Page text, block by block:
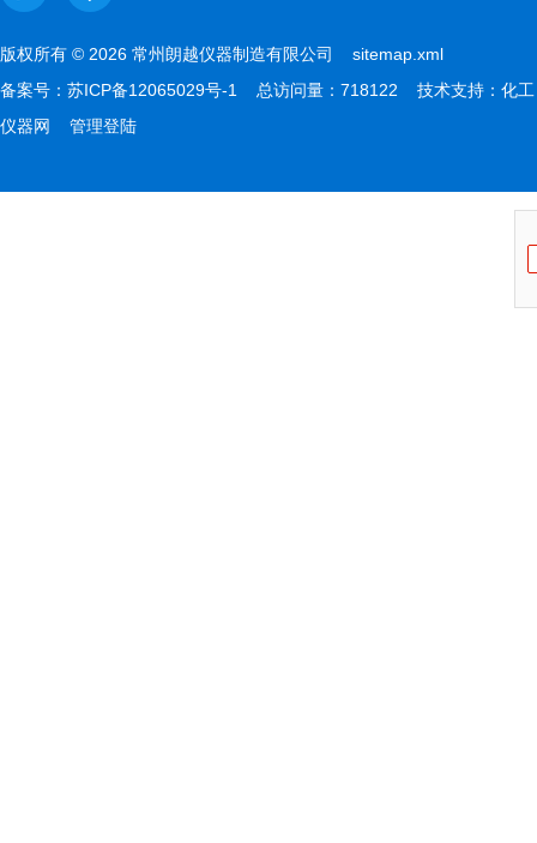
版权所有 © 2026 常州朗越仪器制造有限公司 sitemap.xml
备案号： 苏ICP备12065029号-1 总访问量：718122 技术支持： 化工
仪器网
管理登陆